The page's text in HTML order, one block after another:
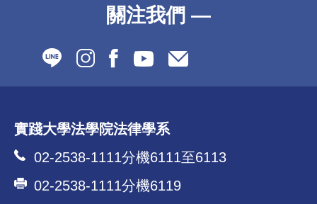
關注我們 —
實踐大學法學院法律學系
02-2538-1111分機6111至6113
02-2538-1111分機6119